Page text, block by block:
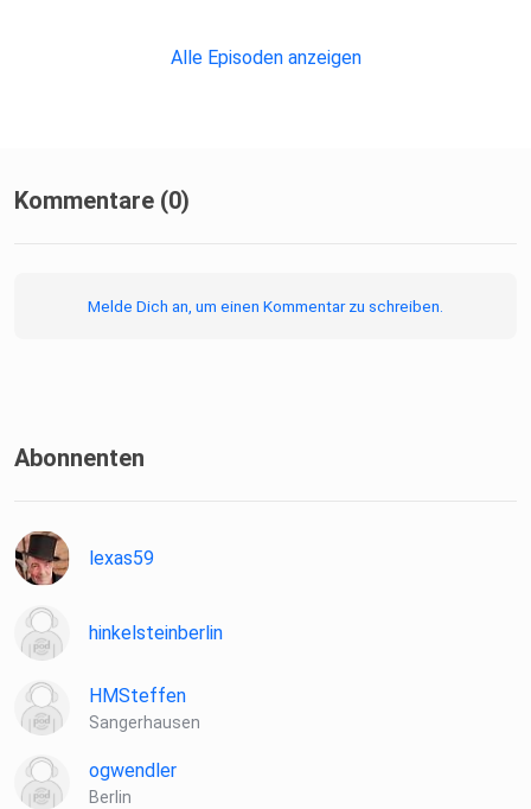
Alle Episoden anzeigen
Kommentare (0)
Melde Dich an, um einen Kommentar zu schreiben.
Abonnenten
lexas59
hinkelsteinberlin
HMSteffen
Sangerhausen
ogwendler
Berlin